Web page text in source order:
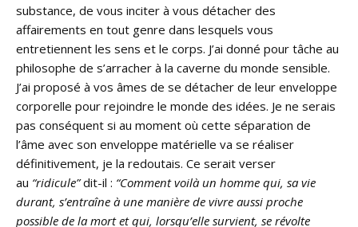
substance, de vous inciter à vous détacher des
affairements en tout genre dans lesquels vous
entretiennent les sens et le corps. J’ai donné pour tâche au
philosophe de s’arracher à la caverne du monde sensible.
J’ai proposé à vos âmes de se détacher de leur enveloppe
corporelle pour rejoindre le monde des idées. Je ne serais
pas conséquent si au moment où cette séparation de
l’âme avec son enveloppe matérielle va se réaliser
définitivement, je la redoutais. Ce serait verser
au “ridicule”dit-il : “Comment voilà un homme qui, sa vie
durant, s’entraîne à une manière de vivre aussi proche
possible de la mort et qui, lorsqu’elle survient, se révolte